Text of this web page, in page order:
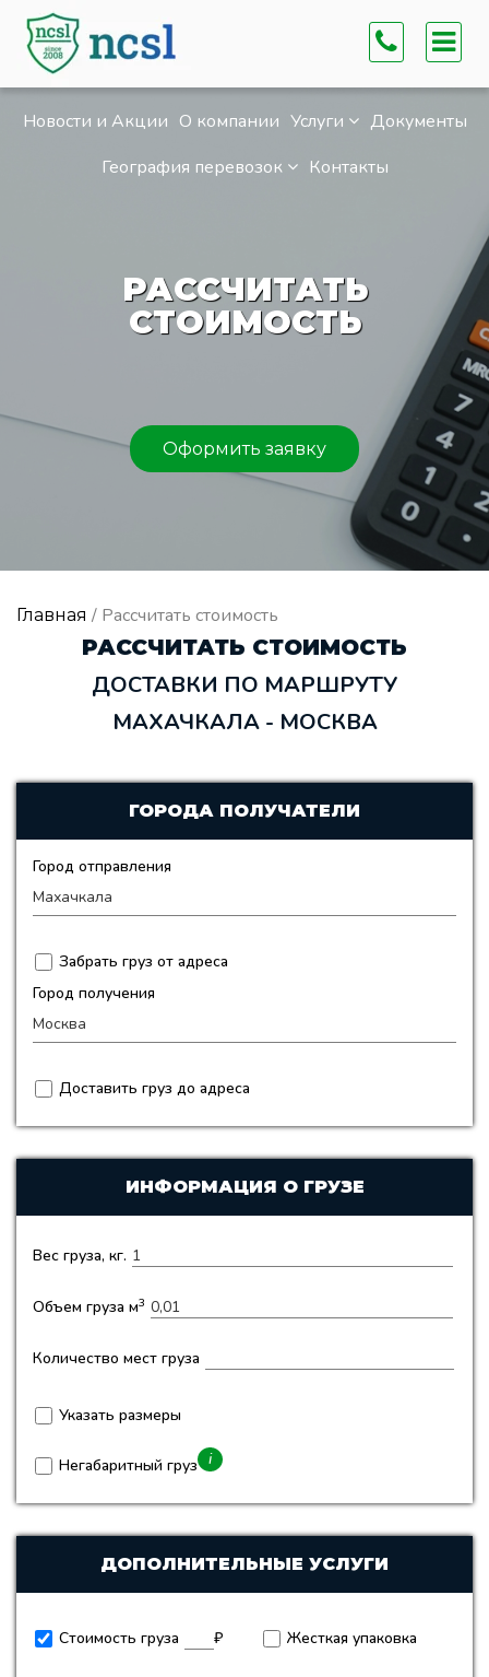
Новости и Акции О компании Услуги
Документы
География перевозок
Контакты
РАССЧИТАТЬ
СТОИМОСТЬ
Оформить заявку
Главная / Рассчитать стоимость
РАССЧИТАТЬ СТОИМОСТЬ
ДОСТАВКИ ПО МАРШРУТУ
МАХАЧКАЛА - МОСКВА
ГОРОДА ПОЛУЧАТЕЛИ
Город отправления
Забрать груз от адреса
Город получения
Доставить груз до адреса
ИНФОРМАЦИЯ О ГРУЗЕ
Вес груза, кг.
Объем груза м3
Количество мест груза
Указать размеры
Негабаритный груз i
ДОПОЛНИТЕЛЬНЫЕ УСЛУГИ
Стоимость груза ₽ Жесткая упаковка